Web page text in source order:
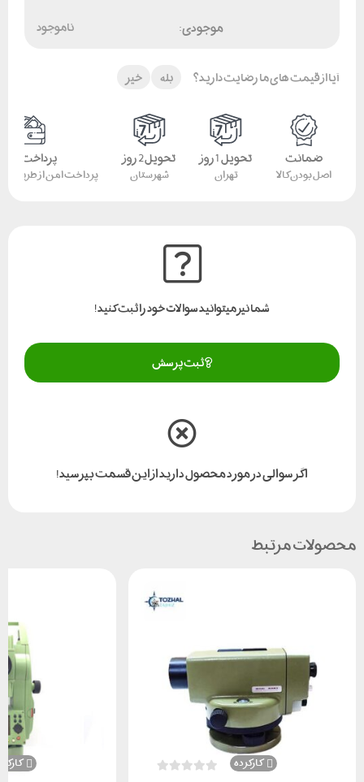
موجودی: ناموجود
آیا از قیمت های ما رضایت دارید؟ بله خیر
ضمانت
اصل بودن کالا
تحویل 1 روز
تهران
تحویل 2 روز
شهرستان
پرداخت امن
پرداخت امن از طریق
شما نیز میتوانید سوالات خود را ثبت کنید!
ثبت پرسش
اگر سوالی در مورد محصول دارید از این قسمت بپرسید!
محصولات مرتبط
کارکرده